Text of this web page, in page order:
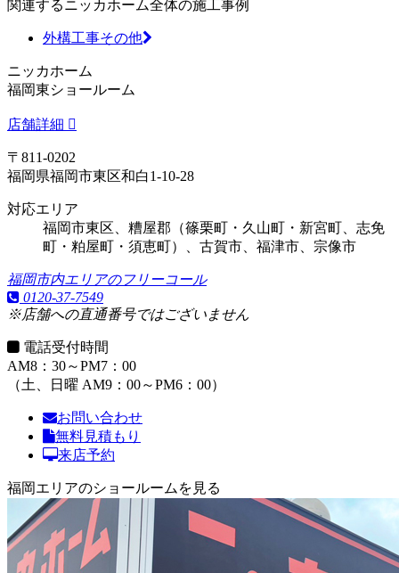
関連するニッカホーム全体の施工事例
外構工事その他
ニッカホーム
福岡東ショールーム
店舗詳細
〒811-0202
福岡県福岡市東区和白1-10-28
対応エリア
福岡市東区、糟屋郡（篠栗町・久山町・新宮町、志免
町・粕屋町・須恵町）、古賀市、福津市、宗像市
福岡市内エリアのフリーコール
0120-37-7549
※店舗への直通番号ではございません
電話受付時間
AM8：30～PM7：00
（土、日曜 AM9：00～PM6：00）
お問い合わせ
無料見積もり
来店予約
福岡エリアのショールームを見る